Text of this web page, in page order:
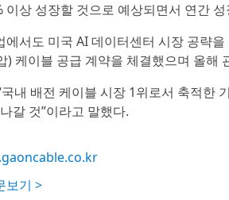
이상 성장할 것으로 예상되면서 연간
에서도 미국 AI 데이터센터 시장 공략
) 케이블 공급 계약을 체결했으며 올
내 배전 케이블 시장 1위로서 축적한
갈 것”이라고 말했다.
보기 >